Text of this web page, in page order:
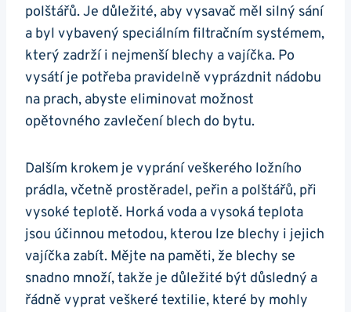
polštářů. Je důležité, aby vysavač měl silný sání
a byl vybavený speciálním filtračním systémem,
který zadrží i nejmenší blechy a vajíčka. Po
vysátí je potřeba pravidelně vyprázdnit nádobu
na prach, abyste eliminovat možnost
opětovného zavlečení blech do bytu.
Dalším krokem je vyprání veškerého ložního
prádla, včetně prostěradel, peřin a polštářů, při
vysoké teplotě. Horká voda a vysoká teplota
jsou účinnou metodou, kterou lze blechy i jejich
vajíčka zabít. Mějte na paměti, že blechy se
snadno množí, takže je důležité být důsledný a
řádně vyprat veškeré textilie, které by mohly